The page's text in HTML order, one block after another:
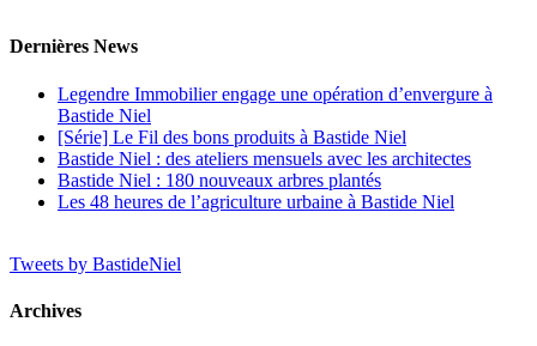
Dernières News
Legendre Immobilier engage une opération d’envergure à
Bastide Niel
[Série] Le Fil des bons produits à Bastide Niel
Bastide Niel : des ateliers mensuels avec les architectes
Bastide Niel : 180 nouveaux arbres plantés
Les 48 heures de l’agriculture urbaine à Bastide Niel
Tweets by BastideNiel
Archives